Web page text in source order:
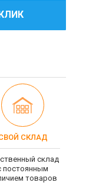
СКЛАД
склад
постоянным
товаров